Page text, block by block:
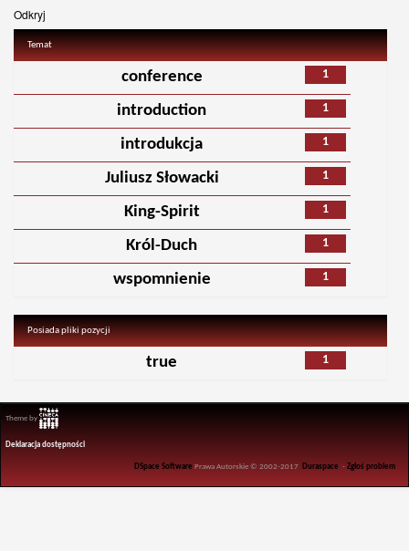
Odkryj
Temat
1
conference
1
introduction
1
introdukcja
1
Juliusz Słowacki
1
King-Spirit
1
Król-Duch
1
wspomnienie
Posiada pliki pozycji
1
true
Theme by
Deklaracja dostępności
DSpace Software Prawa Autorskie © 2002-2017 Duraspace -Zgłoś problem